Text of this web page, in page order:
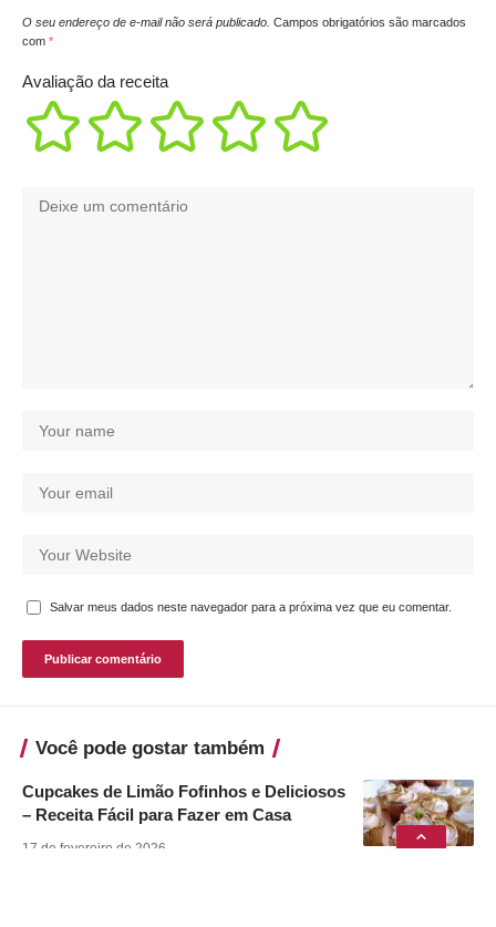
O seu endereço de e-mail não será publicado. Campos obrigatórios são marcados
com *
Avaliação da receita
Salvar meus dados neste navegador para a próxima vez que eu comentar.
Você pode gostar também
Cupcakes de Limão Fofinhos e Deliciosos
– Receita Fácil para Fazer em Casa
17 de fevereiro de 2026